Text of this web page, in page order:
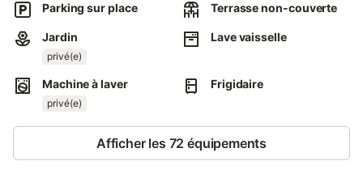
Parking sur place Terrasse non-couverte
Jardin
privé(e)
Lave vaisselle
Machine à laver
privé(e)
Frigidaire
Afficher les 72 équipements